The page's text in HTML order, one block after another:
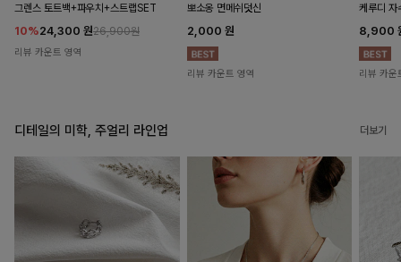
그렌스 토트백+파우치+스트랩SET
10%24,300 원26,900원
리뷰 카운트 영역
뽀소옹 면메쉬덧신
2,000 원
리뷰 카운트 영역
케루디 자
8,900
리뷰 카운
디테일의 미학, 주얼리 라인업 더보기